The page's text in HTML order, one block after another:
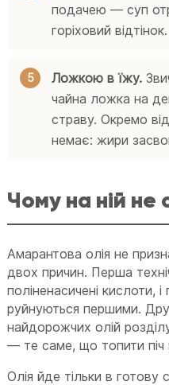
подачею — суп
горіховий відтінок.
Ложкою в їжу.
чайна ложка на
страву. Окремо
немає: жири
Чому на ній не
Амарантова олія не
двох причин. Перша
поліненасичені кислоти,
руйнуються першими.
найдорожчих олій
— те саме, що топити піч
Олія йде тільки в